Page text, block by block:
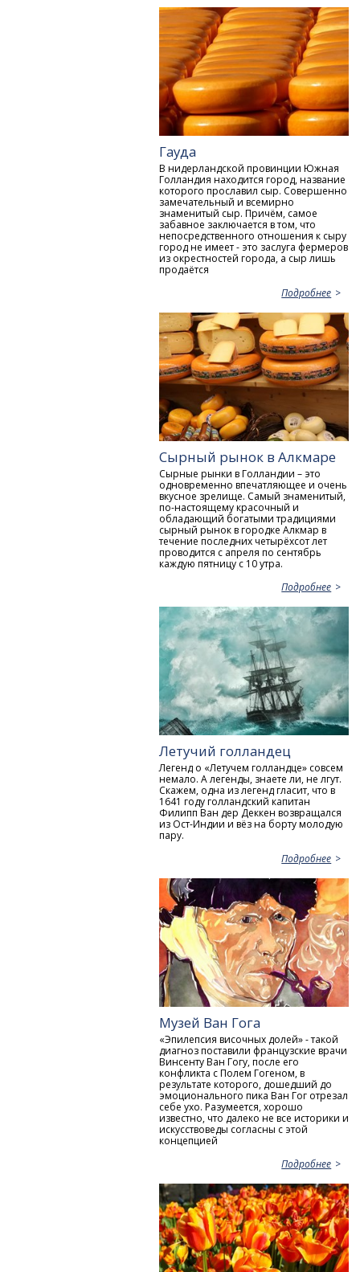
Гауда
В нидерландской провинции Южная
Голландия находится город, название
которого прославил сыр. Совершенно
замечательный и всемирно
знаменитый сыр. Причём, самое
забавное заключается в том, что
непосредственного отношения к сыру
город не имеет - это заслуга фермеров
из окрестностей города, а сыр лишь
продаётся
Подробнее
Сырный рынок в Алкмаре
Сырные рынки в Голландии – это
одновременно впечатляющее и очень
вкусное зрелище. Самый знаменитый,
по-настоящему красочный и
обладающий богатыми традициями
сырный рынок в городке Алкмар в
течение последних четырёхсот лет
проводится с апреля по сентябрь
каждую пятницу с 10 утра.
Подробнее
Летучий голландец
Легенд о «Летучем голландце» совсем
немало. А легенды, знаете ли, не лгут.
Скажем, одна из легенд гласит, что в
1641 году голландский капитан
Филипп Ван дер Деккен возвращался
из Ост-Индии и вёз на борту молодую
пару.
Подробнее
Музей Ван Гога
«Эпилепсия височных долей» - такой
диагноз поставили французские врачи
Винсенту Ван Гогу, после его
конфликта с Полем Гогеном, в
результате которого, дошедший до
эмоционального пика Ван Гог отрезал
себе ухо. Разумеется, хорошо
известно, что далеко не все историки и
искусствоведы согласны с этой
концепцией
Подробнее